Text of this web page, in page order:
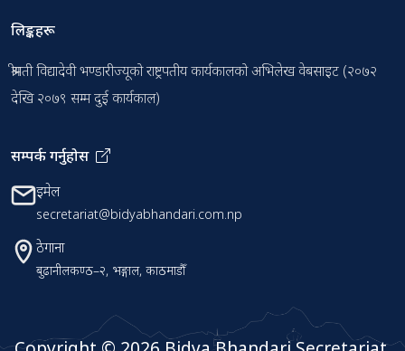
लिङ्कहरू
श्रीमती विद्यादेवी भण्डारीज्यूको राष्ट्रपतीय कार्यकालको अभिलेख वेबसाइट (२०७२
देखि २०७९ सम्म दुई कार्यकाल)
सम्पर्क गर्नुहोस
इमेल
secretariat@bidyabhandari.com.np
ठेगाना
बुढानीलकण्ठ–२, भङ्गाल, काठमाडौँ